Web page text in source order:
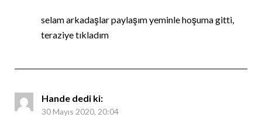
selam arkadaşlar paylaşım yeminle hoşuma gitti,
teraziye tıkladım
Hande dedi ki:
30 Mayıs 2020, 20:04